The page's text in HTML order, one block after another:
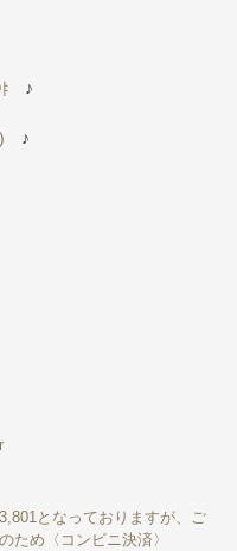
♪
♪
となっておりますが、ご
ため〈コンビニ決済〉